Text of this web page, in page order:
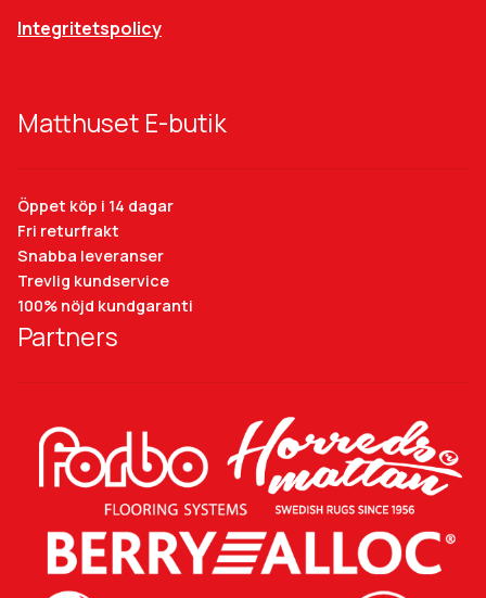
Integritetspolicy
Matthuset E-butik
Öppet köp i 14 dagar
Fri returfrakt
Snabba leveranser
Trevlig kundservice
100% nöjd kundgaranti
Partners